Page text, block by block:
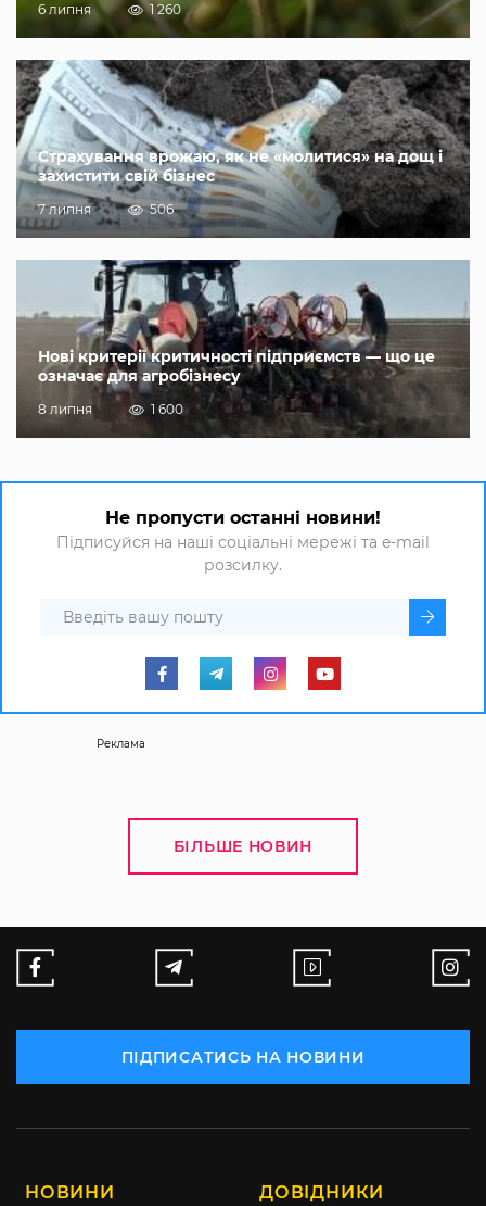
6 липня 1 260
Страхування врожаю, як не «молитися» на дощ і
захистити свій бізнес
7 липня 506
Нові критерії критичності підприємств — що це
означає для агробізнесу
8 липня 1 600
Не пропусти останні новини!
Підписуйся на наші соціальні мережі та e-mail
розсилку.
Реклама
БІЛЬШЕ НОВИН
ПІДПИСАТИСЬ НА НОВИНИ
НОВИНИ ДОВІДНИКИ